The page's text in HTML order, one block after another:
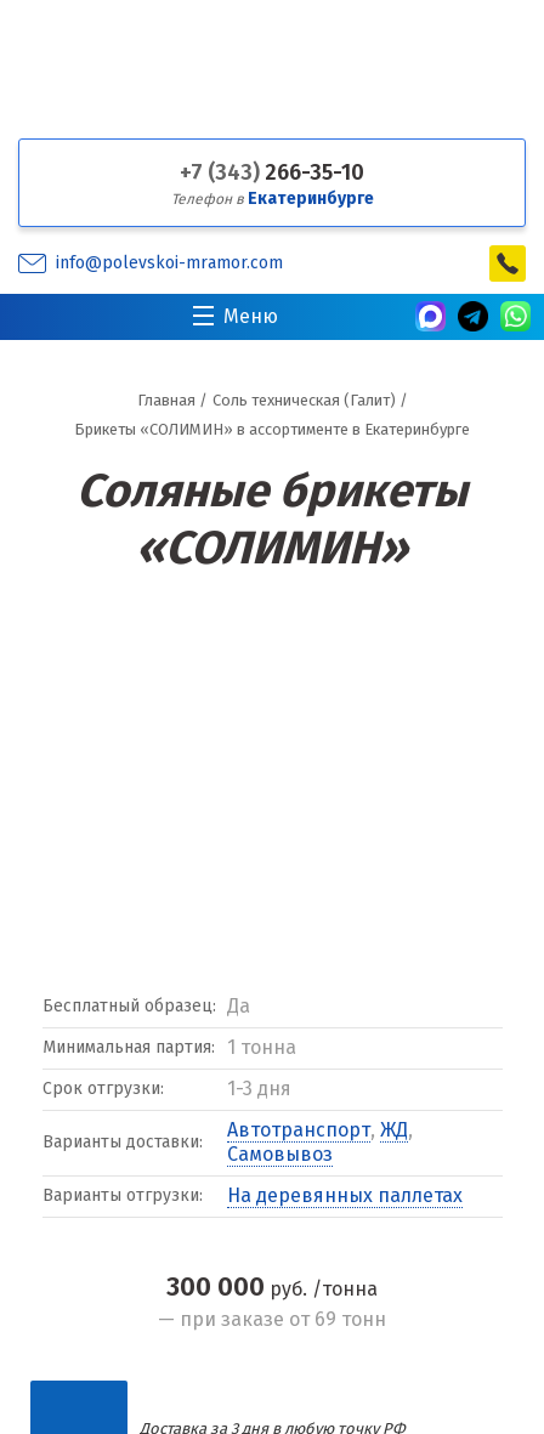
+7 (343) 266-35-10
Телефон в Екатеринбурге
info@polevskoi-mramor.com
Меню
Главная / Соль техническая (Галит) /
Брикеты «СОЛИМИН» в ассортименте в Екатеринбурге
Соляные брикеты
«СОЛИМИН»
Бесплатный образец: Да
Минимальная партия: 1 тонна
Срок отгрузки: 1-3 дня
Варианты доставки:
Автотранспорт, ЖД,
Самовывоз
Варианты отгрузки: На деревянных паллетах
300 000 руб. /тонна
— при заказе от 69 тонн
Доставка за 3 дня в любую точку РФ